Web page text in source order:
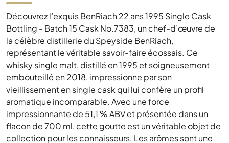
Découvrez l’exquis BenRiach 22 ans 1995 Single Cask
Bottling - Batch 15 Cask No.7383, un chef-d’œuvre de
la célèbre distillerie du Speyside BenRiach,
représentant le véritable savoir-faire écossais. Ce
whisky single malt, distillé en 1995 et soigneusement
embouteillé en 2018, impressionne par son
vieillissement en single cask qui lui confère un profil
aromatique incomparable. Avec une force
impressionnante de 51,1 % ABV et présentée dans un
flacon de 700 ml, cette goutte est un véritable objet de
collection pour les connaisseurs. Les arômes sont une